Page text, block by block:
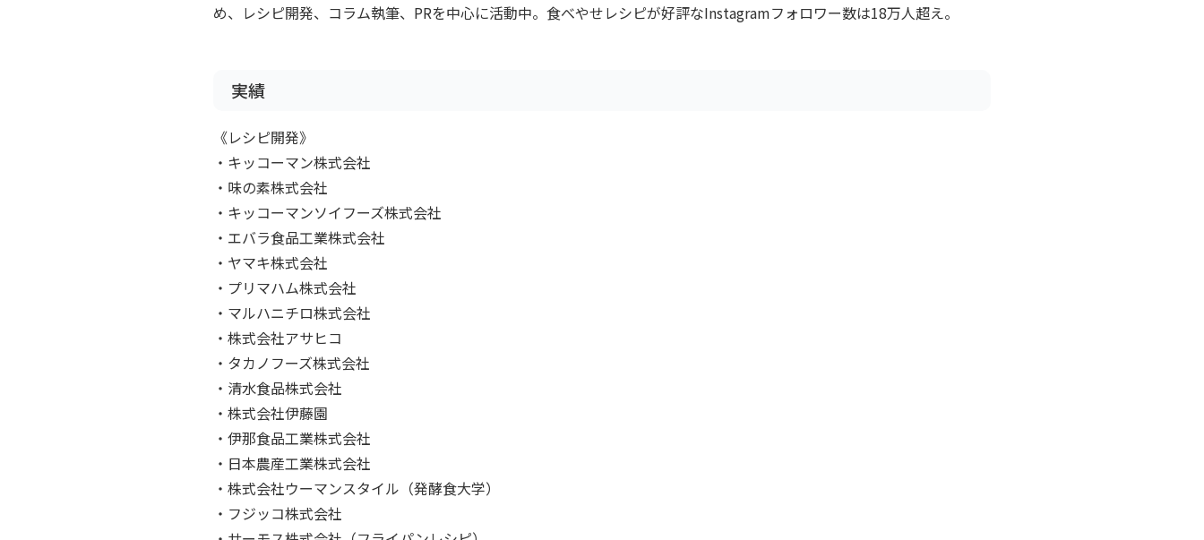
め、レシピ開発、コラム執筆、PRを中心に活動中。食べやせレシピが好評なInstagramフォロワー数は18万人超え。
実績
《レシピ開発》
・キッコーマン株式会社
・味の素株式会社
・キッコーマンソイフーズ株式会社
・エバラ食品工業株式会社
・ヤマキ株式会社
・プリマハム株式会社
・マルハニチロ株式会社
・株式会社アサヒコ
・タカノフーズ株式会社
・清水食品株式会社
・株式会社伊藤園
・伊那食品工業株式会社
・日本農産工業株式会社
・株式会社ウーマンスタイル（発酵食大学）
・フジッコ株式会社